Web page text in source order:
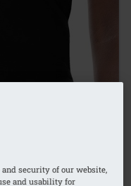
1/3
security of our website,
and usability for